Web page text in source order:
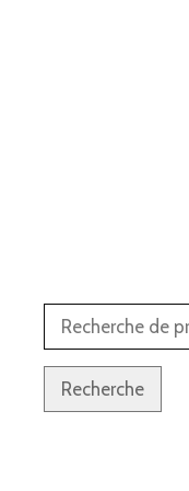
Recherche